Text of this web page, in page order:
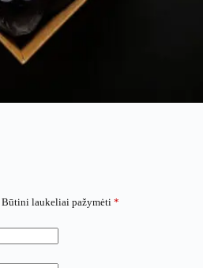
Būtini laukeliai pažymėti *